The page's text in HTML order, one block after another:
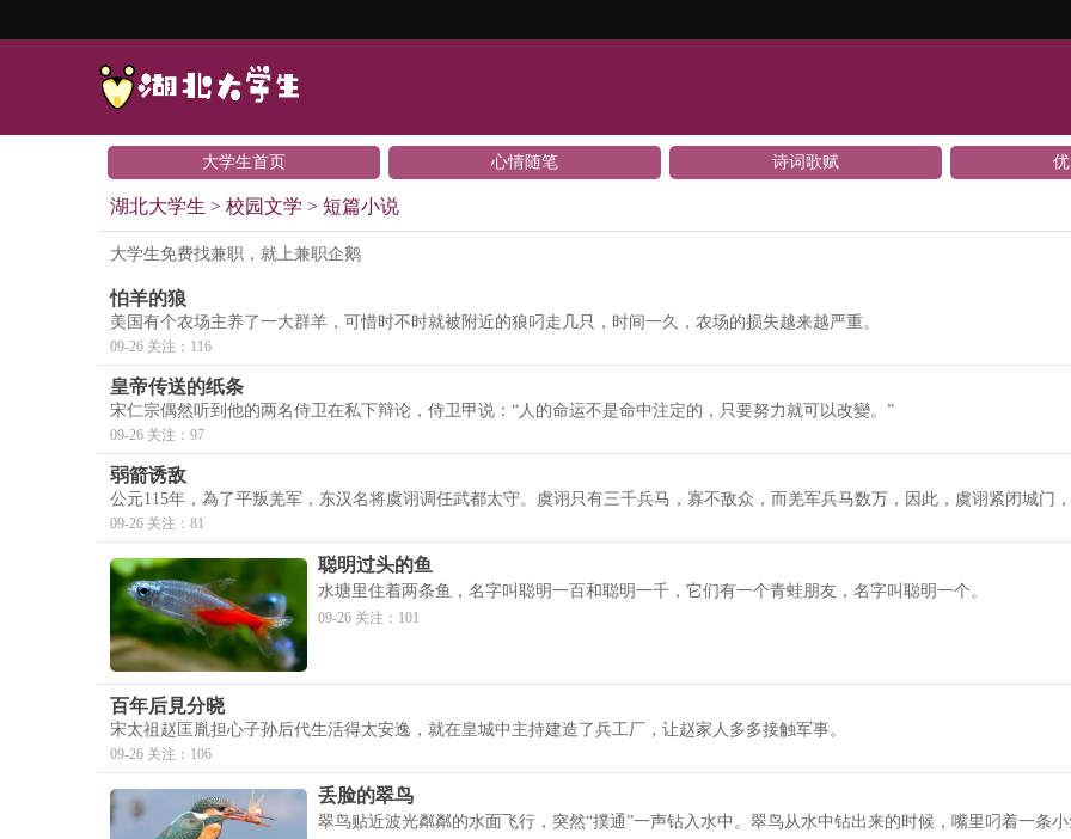
大学生首页 心情随笔 诗词歌赋
湖北大学生 > 校园文学 > 短篇小说
大学生免费找兼职，就上兼职企鹅
怕羊的狼
美国有个农场主养了一大群羊，可惜时不时就被附近的狼叼走几只，时间一久，农场的损失越来越严重。
09-26 关注：116
皇帝传送的纸条
宋仁宗偶然听到他的两名侍卫在私下辩论，侍卫甲说：“人的命运不是命中注定的，只要努力就可以改變。”
09-26 关注：97
弱箭诱敌
公元115年，為了平叛羌军，东汉名将虞诩调任武都太守。虞诩只有三千兵马，寡不敌众，而羌军兵马数万，因此，虞诩紧闭城门，
09-26 关注：81
聪明过头的鱼
水塘里住着两条鱼，名字叫聪明一百和聪明一千，它们有一个青蛙朋友，名字叫聪明一个。
09-26 关注：101
百年后見分晓
宋太祖赵匡胤担心子孙后代生活得太安逸，就在皇城中主持建造了兵工厂，让赵家人多多接触军事。
09-26 关注：106
丢脸的翠鸟
翠鸟贴近波光粼粼的水面飞行，突然“撲通”一声钻入水中。翠鸟从水中钻出来的时候，嘴里叼着一条小